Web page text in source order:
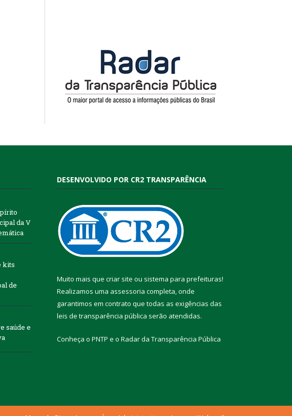
da V
kits
de
saúde e
DESENVOLVIDO POR CR2 TRANSPARÊNCIA
Muito mais que criar site ou sistema para prefeituras!
Realizamos uma assessoria completa, onde
garantimos em contrato que todas as exigências das
leis de transparência pública serão atendidas.
Conheça o PNTP e o Radar da Transparência Pública